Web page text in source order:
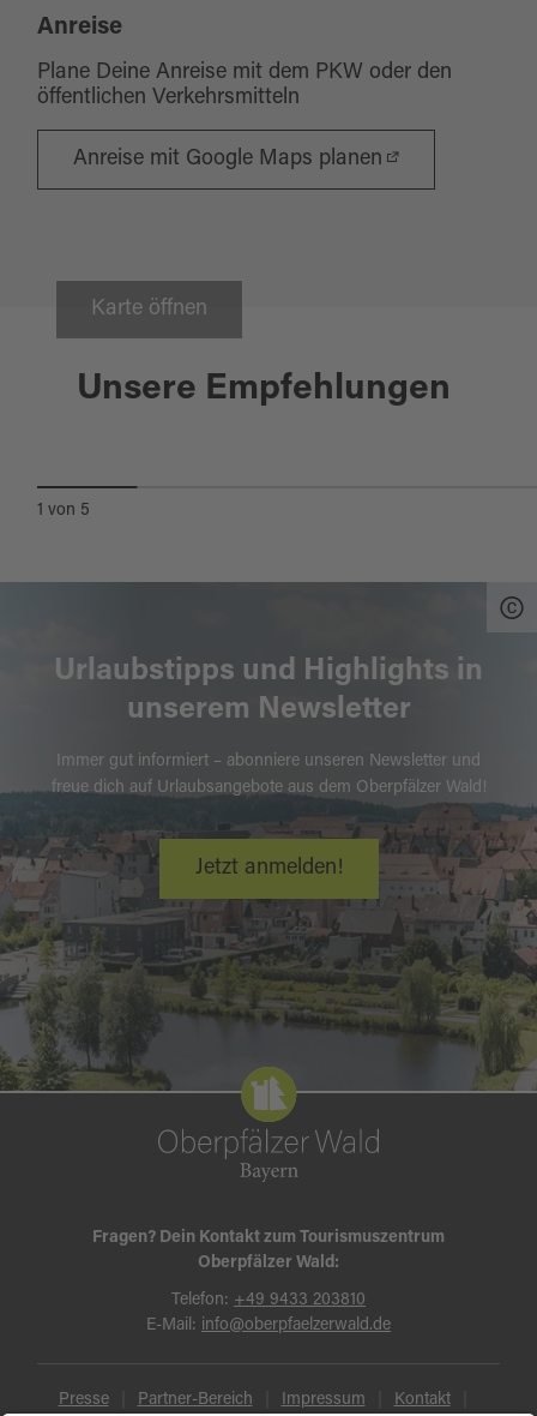
Anreise
Plane Deine Anreise mit dem PKW oder den
öffentlichen Verkehrsmitteln
Anreise mit Google Maps planen
Karte öffnen
Unsere Empfehlungen
Trausnitz
1 von 5
Urlaubstipps und Highlights in
unserem Newsletter
Immer gut informiert – abonniere unseren Newsletter und
freue dich auf Urlaubsangebote aus dem Oberpfälzer Wald!
Jetzt anmelden!
Fragen? Dein Kontakt zum Tourismuszentrum
Oberpfälzer Wald:
Telefon: +49 9433 203810
E-Mail: info@oberpfaelzerwald.de
Presse Partner-Bereich Impressum Kontakt